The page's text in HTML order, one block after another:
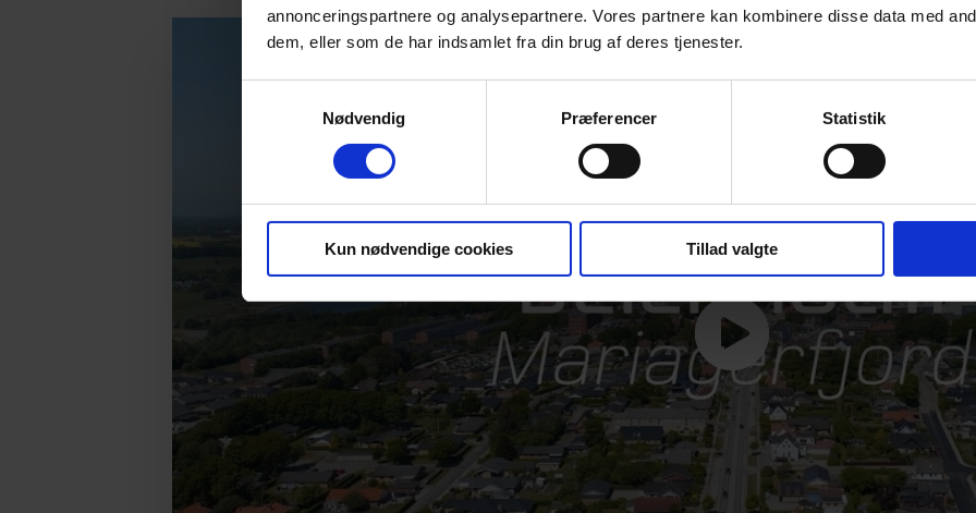
annonceringspartnere og analysepartnere. Vores partnere kan kombinere disse data med
dem, eller som de har indsamlet fra din brug af deres tjenester.
Nødvendig
Præferencer Statistik
Kun nødvendige cookies Tillad valgte